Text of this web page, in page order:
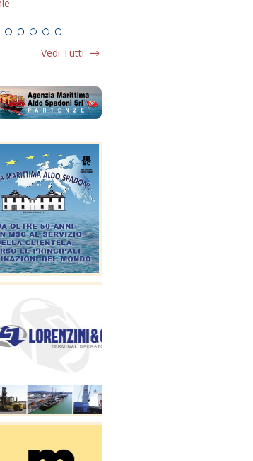
Vedi Tutti